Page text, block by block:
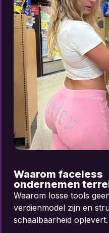
Van AI-tools naar
systemen
Waarom losse tools
verdienmodel zijn en
schaalbaarheid oplevert.